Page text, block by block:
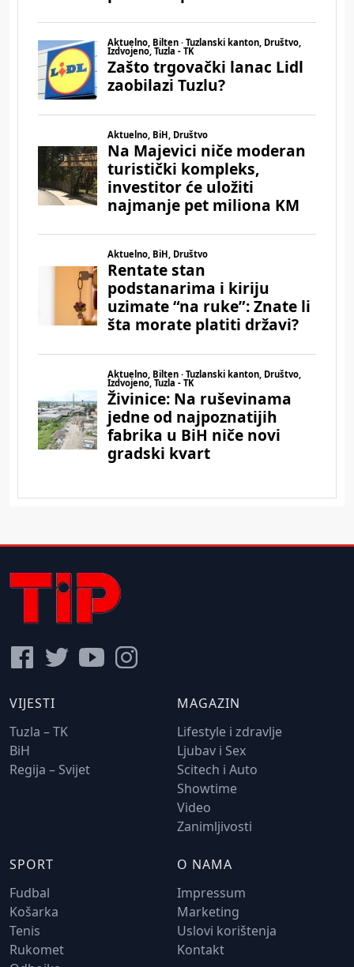
VIJESTI
Tuzla – TK
BiH
Regija – Svijet
MAGAZIN
Lifestyle i zdravlje
Ljubav i Sex
Scitech i Auto
Showtime
Video
Zanimljivosti
SPORT
Fudbal
Košarka
Tenis
Rukomet
O NAMA
Impressum
Marketing
Uslovi korištenja
Kontakt